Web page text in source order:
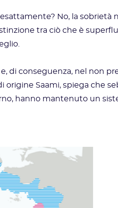
No, la sobrietà
tra ciò che è
di conseguenza, nel non
origine Saami, spiega che
hanno mantenuto un